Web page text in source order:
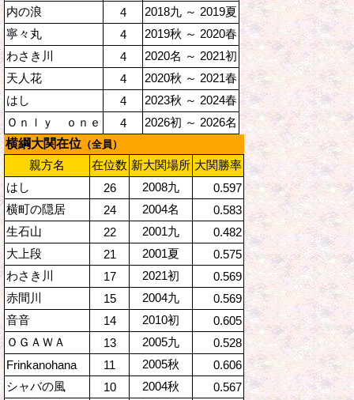
内の浪 4
2018九 ～ 2019夏
寧々丸
4
2019秋 ～ 2020春
わさき川
4
2020名 ～ 2021初
天人花
4
2020秋 ～ 2021春
はし
4
2023秋 ～ 2024春
Ｏｎｌｙ ｏｎｅ
4
2026初 ～ 2026名
横綱大関在位 （全員）
親方名 在位数 新大関場所 大関勝率
はし
26 2008九
0.597
横町の隠居
24 2004名
0.583
生石山
22 2001九
0.482
大上段
21 2001夏
0.575
わさき川
17 2021初
0.569
赤間川
15 2004九
0.569
音音
14 2010初
0.605
ＯＧＡＷＡ
13 2005九
0.528
Frinkanohana
11 2005秋
0.606
シャバの風
10 2004秋
0.567